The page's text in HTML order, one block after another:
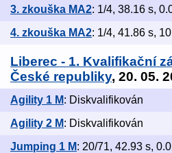
3. zkouška MA2: 1/4, 38.16 s,
4. zkouška MA2: 1/4, 41.86 s,
Liberec - 1. Kvalifikační
České republiky, 20. 05.
Agility 1 M: Diskvalifikován
Agility 2 M: Diskvalifikován
Jumping 1 M: 20/71, 42.93 s,